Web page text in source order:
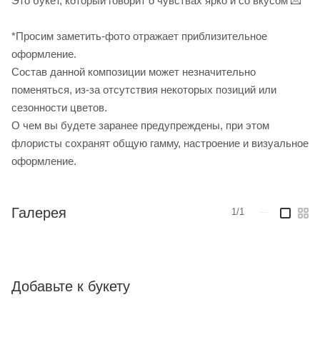
*Просим заметить-фото отражает приблизительное
оформление.
Cостав данной композиции может незначительно
поменяться, из-за отсутствия некоторых позиций или
сезонности цветов.
О чем вы будете заранее предупреждены, при этом
флористы сохранят общую гамму, настроение и визуальное
оформление.
Галерея 1/1
Добавьте к букету